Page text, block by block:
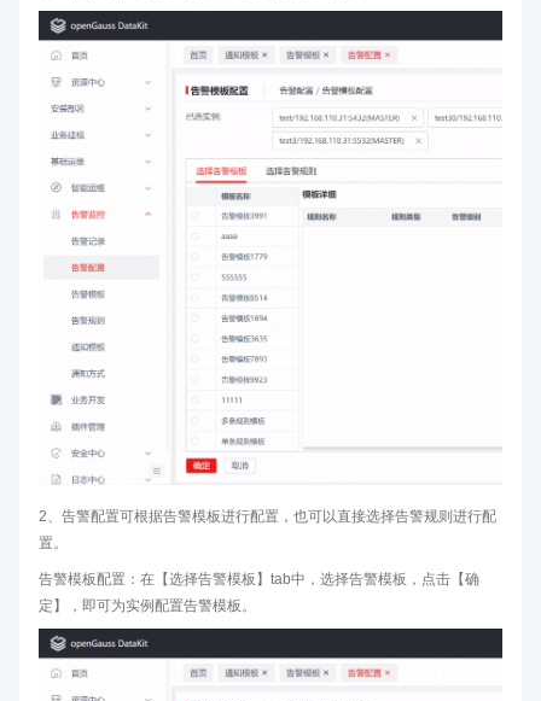
2、告警配置可根据告警模板进行配置，也可以直接选择告警规则进行配
置。
告警模板配置：在【选择告警模板】tab中，选择告警模板，点击【确
定】，即可为实例配置告警模板。